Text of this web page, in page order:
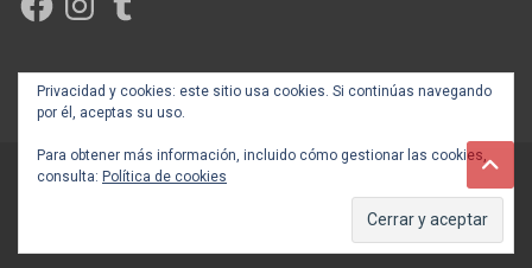
Privacidad y cookies: este sitio usa cookies. Si continúas navegando
por él, aceptas su uso.
Para obtener más información, incluido cómo gestionar las cookies,
consulta: Política de cookies
Creada y posicionada por Rogama Informática
Autoayúdate